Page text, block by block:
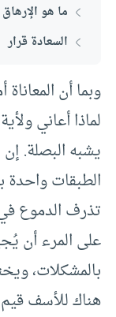
ما هو
السعادة قرار
وبما أن
لماذا أعاني
يشبه البصلة.
الطبقات واحدة
تذرف الدموع
على المرء أن
بالمشكلات،
هناك للأسف